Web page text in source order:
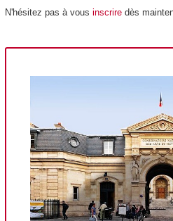
N'hésitez pas à vous inscriredès